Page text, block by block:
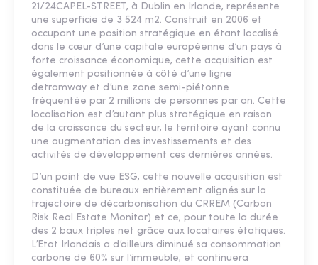
21/24CAPEL-STREET, à Dublin en Irlande, représente
une superficie de 3 524 m2. Construit en 2006 et
occupant une position stratégique en étant localisé
dans le cœur d’une capitale européenne d’un pays à
forte croissance économique, cette acquisition est
également positionnée à côté d’une ligne
detramway et d’une zone semi-piétonne
fréquentée par 2 millions de personnes par an. Cette
localisation est d’autant plus stratégique en raison
de la croissance du secteur, le territoire ayant connu
une augmentation des investissements et des
activités de développement ces dernières années.
D’un point de vue ESG, cette nouvelle acquisition est
constituée de bureaux entièrement alignés sur la
trajectoire de décarbonisation du CRREM (Carbon
Risk Real Estate Monitor) et ce, pour toute la durée
des 2 baux triples net grâce aux locataires étatiques.
L’Etat Irlandais a d’ailleurs diminué sa consommation
carbone de 60% sur l’immeuble, et continuera